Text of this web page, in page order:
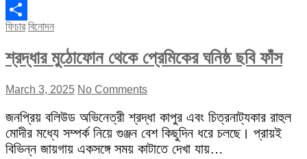
Facebook
Share
ফিচার বিনোদন
শ্রদ্ধার মুঠোফোন থেকে প্রেমিকের ঘনিষ্ঠ ছবি ফাঁস
March 3, 2025 No Comments
জনপ্রিয় বলিউড অভিনেত্রী শ্রদ্ধা কাপুর এবং চিত্রনাট্যকার রাহুল
মোদীর মধ্যে সম্পর্ক নিয়ে গুঞ্জন বেশ কিছুদিন ধরে চলছে। প্রায়ই
বিভিন্ন জায়গায় একসঙ্গে সময় কাটাতে দেখা যায়…